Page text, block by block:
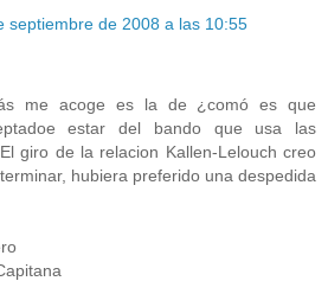
septiembre de 2008 a las 10:55
me acoge es la de ¿comó es que
estar del bando que usa las
giro de la relacion Kallen-Lelouch creo
hubiera preferido una despedida